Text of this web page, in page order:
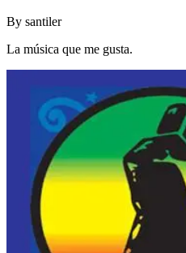
By santiler
La música que me gusta.